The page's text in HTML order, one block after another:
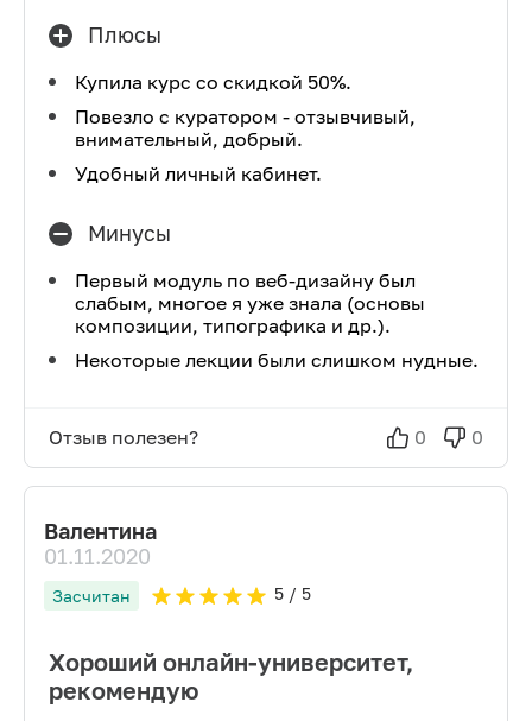
Плюсы
Купила курс со скидкой 50%.
Повезло с куратором - отзывчивый,
внимательный, добрый.
Удобный личный кабинет.
Минусы
Первый модуль по веб-дизайну был
слабым, многое я уже знала (основы
композиции, типографика и др.).
Некоторые лекции были слишком нудные.
Отзыв полезен? 0 0
Валентина
01.11.2020
Засчитан 5/ 5
Хороший онлайн-университет,
рекомендую